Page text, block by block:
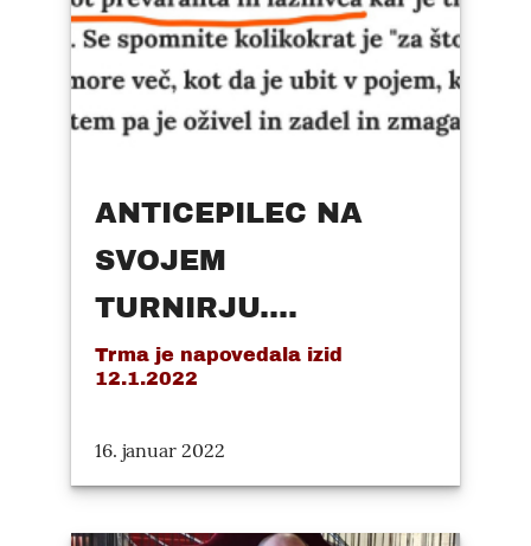
ANTICEPILEC NA
SVOJEM
TURNIRJU....
Trma je napovedala izid
12.1.2022
16. januar 2022